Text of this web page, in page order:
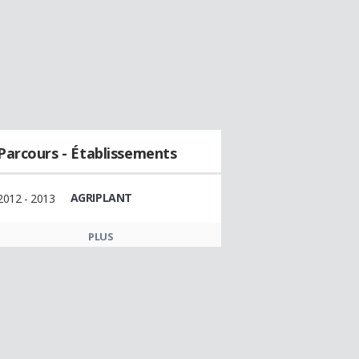
- Établissements
- 2013 AGRIPLANT
PLUS